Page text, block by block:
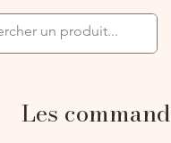
Les